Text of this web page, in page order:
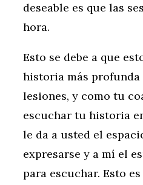
deseable es que las
hora.
Esto se debe a que
historia más profunda
lesiones, y como tu
escuchar tu historia
le da a usted el
expresarse y a mí el
para escuchar. Esto